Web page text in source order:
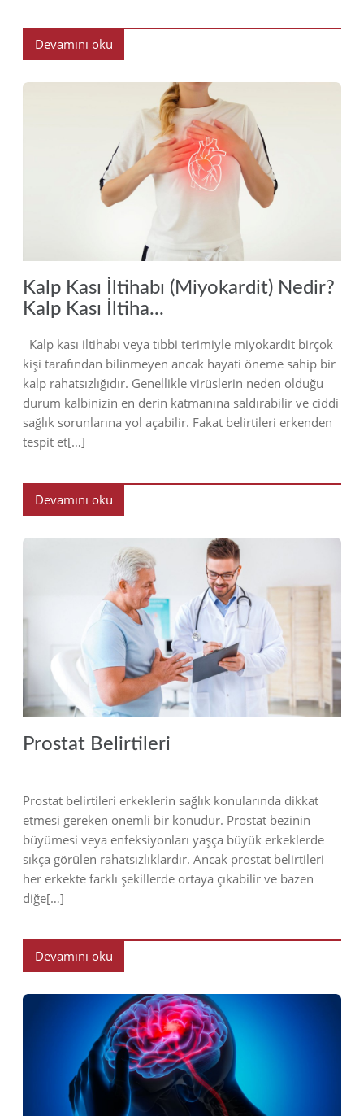
Devamını oku
Kalp Kası İltihabı (Miyokardit) Nedir?
Kalp Kası İltiha...
Kalp kası iltihabı veya tıbbi terimiyle miyokardit birçok
kişi tarafından bilinmeyen ancak hayati öneme sahip bir
kalp rahatsızlığıdır. Genellikle virüslerin neden olduğu
durum kalbinizin en derin katmanına saldırabilir ve ciddi
sağlık sorunlarına yol açabilir. Fakat belirtileri erkenden
tespit et[…]
Devamını oku
2023
Prostat Belirtileri
Prostat belirtileri erkeklerin sağlık konularında dikkat
etmesi gereken önemli bir konudur. Prostat bezinin
büyümesi veya enfeksiyonları yaşça büyük erkeklerde
sıkça görülen rahatsızlıklardır. Ancak prostat belirtileri
her erkekte farklı şekillerde ortaya çıkabilir ve bazen
diğe[…]
Devamını oku